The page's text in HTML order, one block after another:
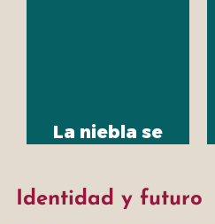
La niebla se
un secreto
Identidad y futuro